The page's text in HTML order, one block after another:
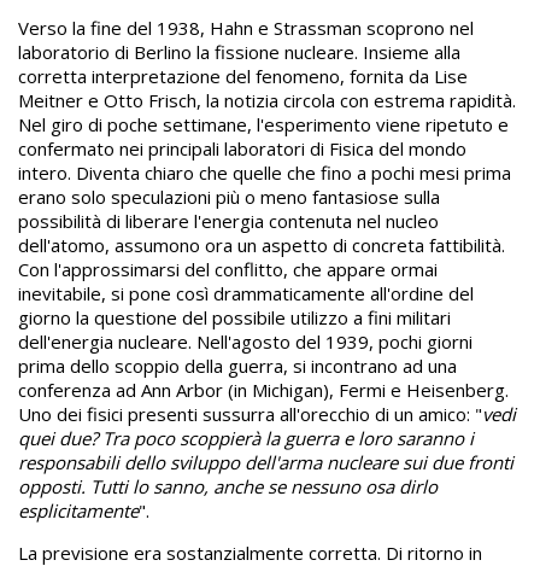
Verso la fine del 1938, Hahn e Strassman scoprono nel
laboratorio di Berlino la fissione nucleare. Insieme alla
corretta interpretazione del fenomeno, fornita da Lise
Meitner e Otto Frisch, la notizia circola con estrema rapidità.
Nel giro di poche settimane, l'esperimento viene ripetuto e
confermato nei principali laboratori di Fisica del mondo
intero. Diventa chiaro che quelle che fino a pochi mesi prima
erano solo speculazioni più o meno fantasiose sulla
possibilità di liberare l'energia contenuta nel nucleo
dell'atomo, assumono ora un aspetto di concreta fattibilità.
Con l'approssimarsi del conflitto, che appare ormai
inevitabile, si pone così drammaticamente all'ordine del
giorno la questione del possibile utilizzo a fini militari
dell'energia nucleare. Nell'agosto del 1939, pochi giorni
prima dello scoppio della guerra, si incontrano ad una
conferenza ad Ann Arbor (in Michigan), Fermi e Heisenberg.
Uno dei fisici presenti sussurra all'orecchio di un amico: "vedi
quei due? Tra poco scoppierà la guerra e loro saranno i
responsabili dello sviluppo dell'arma nucleare sui due fronti
opposti. Tutti lo sanno, anche se nessuno osa dirlo
esplicitamente".
La previsione era sostanzialmente corretta. Di ritorno in